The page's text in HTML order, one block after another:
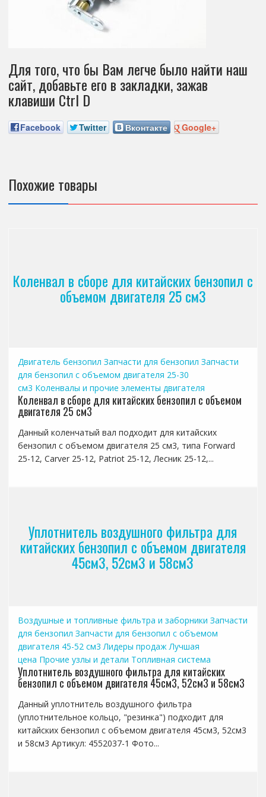
Для того, что бы Вам легче было найти наш
сайт, добавьте его в закладки, зажав
клавиши Ctrl D
Facebook Twitter Вконтакте Google+
Похожие товары
Коленвал в сборе для китайских бензопил с
объемом двигателя 25 см3
Двигатель бензопил Запчасти для бензопил Запчасти
для бензопил с объемом двигателя 25-30
см3 Коленвалы и прочие элементы двигателя
Коленвал в сборе для китайских бензопил с объемом
двигателя 25 см3
Данный коленчатый вал подходит для китайских
бензопил с объемом двигателя 25 см3, типа Forward
25-12, Carver 25-12, Patriot 25-12, Лесник 25-12,...
Уплотнитель воздушного фильтра для
китайских бензопил с объемом двигателя
45см3, 52см3 и 58см3
Воздушные и топливные фильтра и заборники Запчасти
для бензопил Запчасти для бензопил с объемом
двигателя 45-52 см3 Лидеры продаж Лучшая
цена Прочие узлы и детали Топливная система
Уплотнитель воздушного фильтра для китайских
бензопил с объемом двигателя 45см3, 52см3 и 58см3
Данный уплотнитель воздушного фильтра
(уплотнительное кольцо, "резинка") подходит для
китайских бензопил с объемом двигателя 45см3, 52см3
и 58см3 Артикул: 4552037-1 Фото...